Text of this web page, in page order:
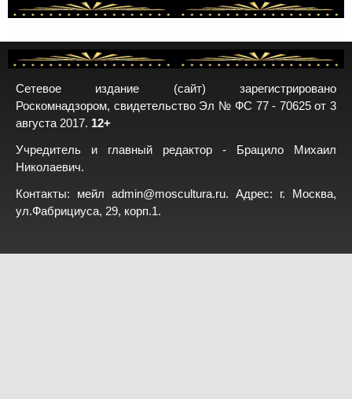
Сетевое издание (сайт) зарегистрировано
Роскомнадзором, свидетельство Эл № ФС 77 - 70625 от 3
августа 2017. 12+
Учредитель и главный редактор - Брацило Михаил
Николаевич.
Контакты: мейл admin@moscultura.ru. Адрес: г. Москва,
ул.Фабрициуса, 29, корп.1.